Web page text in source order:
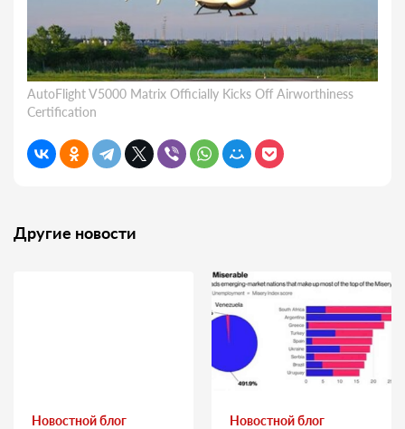
AutoFlight V5000 Matrix Officially Kicks Off Airworthiness
Certification
Другие новости
Новостной блог Новостной блог